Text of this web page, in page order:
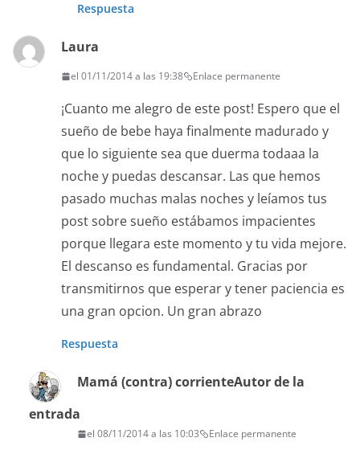
Respuesta
Laura
el 01/11/2014 a las 19:38 Enlace permanente
¡Cuanto me alegro de este post! Espero que el
sueño de bebe haya finalmente madurado y
que lo siguiente sea que duerma todaaa la
noche y puedas descansar. Las que hemos
pasado muchas malas noches y leíamos tus
post sobre sueño estábamos impacientes
porque llegara este momento y tu vida mejore.
El descanso es fundamental. Gracias por
transmitirnos que esperar y tener paciencia es
una gran opcion. Un gran abrazo
Respuesta
Mamá (contra) corrienteAutor de la
entrada
el 08/11/2014 a las 10:03 Enlace permanente